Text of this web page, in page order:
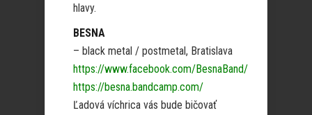
hlavy.
BESNA
– black metal / postmetal, Bratislava
https://www.facebook.com/BesnaBand/
https://besna.bandcamp.com/
Ľadová víchrica vás bude bičovať